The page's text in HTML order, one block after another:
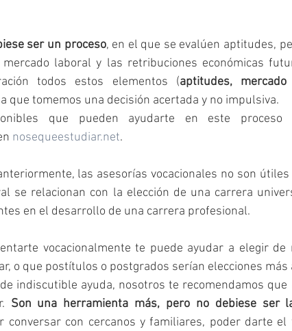
ser un proceso, en el que se evalúen aptitudes,
laboral y las retribuciones económicas
todos estos elementos (aptitudes,
que tomemos una decisión acertada y no impulsiva.
nosequeestudiar.net.
las asesorías vocacionales no son
se relacionan con la elección de una carrera
en el desarrollo de una carrera profesional.
vocacionalmente te puede ayudar a elegir de
o que postítulos o postgrados serían elecciones más
indiscutible ayuda, nosotros te recomendamos que
Son una herramienta más, pero no debiese ser
conversar con cercanos y familiares, poder darte el